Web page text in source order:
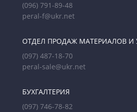
(096) 791-89-48
peral-f@ukr.net
ОТДЕЛ ПРОДАЖ МАТЕРИАЛОВ И
(097) 487-18-70
peral-sale@ukr.net
БУХГАЛТЕРИЯ
(097) 746-78-82